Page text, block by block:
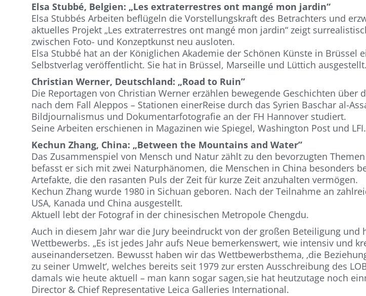
Elsa Stubbé, Belgien: „Les extraterrestres ont mangé mon jardin“
Elsa Stubbés Arbeiten beflügeln die Vorstellungskraft des Betrachters und
aktuelles Projekt „Les extraterrestres ont mangé mon jardin“ zeigt
zwischen Foto- und Konzeptkunst neu ausloten.
Elsa Stubbé hat an der Königlichen Akademie der Schönen Künste in
Selbstverlag veröffentlicht. Sie hat in Brüssel, Marseille und Lüttich ausgestellt.
Christian Werner, Deutschland: „Road to Ruin”
Die Reportagen von Christian Werner erzählen bewegende Geschichten über
nach dem Fall Aleppos – Stationen einerReise durch das Syrien Baschar al-
Bildjournalismus und Dokumentarfotografie an der FH Hannover studiert.
Seine Arbeiten erschienen in Magazinen wie Spiegel, Washington Post und LFI.
Kechun Zhang, China: „Between the Mountains and Water”
Das Zusammenspiel von Mensch und Natur zählt zu den bevorzugten
befasst er sich mit zwei Naturphänomen, die Menschen in China besonders
Artefakte, die den rasanten Puls der Zeit für kurze Zeit anzuhalten vermögen.
Kechun Zhang wurde 1980 in Sichuan geboren. Nach der Teilnahme an
USA, Kanada und China ausgestellt.
Aktuell lebt der Fotograf in der chinesischen Metropole Chengdu.
Auch in diesem Jahr war die Jury beeindruckt von der großen Beteiligung
Wettbewerbs. „Es ist jedes Jahr aufs Neue bemerkenswert, wie intensiv und
auseinandersetzen. Bewusst haben wir das Wettbewerbsthema‚ ‚die
zu seiner Umwelt‘, welches bereits seit 1979 zur ersten Ausschreibung des
damals wie heute aktuell – man kann sogar sagen,sie hat heutzutage noch
Director & Chief Representative Leica Galleries International.